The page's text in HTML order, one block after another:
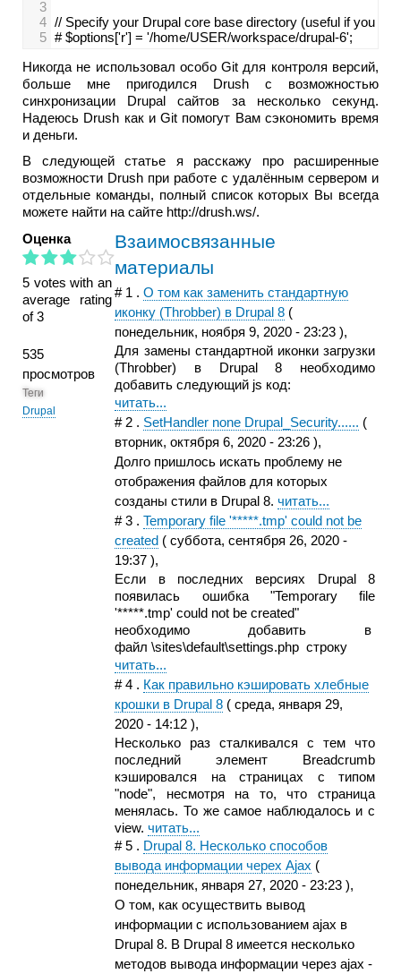
3
4 // Specify your Drupal core base directory (useful if you
5 # $options['r'] = '/home/USER/workspace/drupal-6';
Никогда не использовал особо Git для контроля версий,
больше мне пригодился Drush с возможностью
синхронизации Drupal сайтов за несколько секунд.
Надеюсь Drush как и Git помогут Вам сэкономить время
и деньги.
В следующей статье я расскажу про расширенные
возможности Drush при работе с удалённым сервером и
отдельные команды, полный список которых Вы всегда
можете найти на сайте http://drush.ws/.
Оценка
5 votes with an
average rating
of 3
535
просмотров
Теги
Drupal
Взаимосвязанные
материалы
# 1 .О том как заменить стандартную
иконку (Throbber) в Drupal 8 (
понедельник, ноября 9, 2020 - 23:23 ),
Для замены стандартной иконки загрузки
(Throbber) в Drupal 8 необходимо
добавить следующий js код:
читать...
# 2 . SetHandler none Drupal_Security...... (
вторник, октября 6, 2020 - 23:26 ),
Долго пришлось искать проблему не
отображения файлов для которых
созданы стили в Drupal 8.читать...
#3 .Temporary file '*****.tmp' could not be
created ( суббота, сентября 26, 2020 -
19:37 ),
Если в последних версиях Drupal 8
появилась ошибка "Temporary file
'*****.tmp' could not be created"
необходимо добавить в
файл \sites\default\settings.php строку
читать...
#4 . Как правильно кэшировать хлебные
крошки в Drupal 8 ( среда, января 29,
2020 - 14:12 ),
Несколько раз сталкивался с тем что
последний элемент Breadcrumb
кэшировался на страницах с типом
"node", несмотря на то, что страница
менялась. То же самое наблюдалось и с
view.читать...
#5 . Drupal 8. Несколько способов
вывода информации черех Ajax (
понедельник, января 27, 2020 - 23:23 ),
О том, как осуществить вывод
информации с использованием ajax в
Drupal 8. В Drupal 8 имеется несколько
методов вывода информации через ajax -